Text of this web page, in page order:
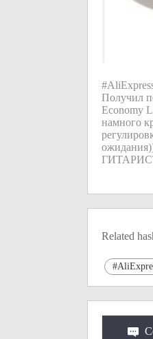
Получил
Economy
намного
Related